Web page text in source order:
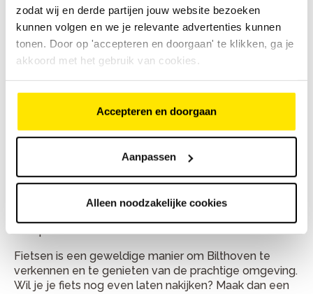
zodat wij en derde partijen jouw website bezoeken
kunnen volgen en we je relevante advertenties kunnen
tonen. Door op 'accepteren en doorgaan' te klikken, ga je
akkoord met het gebruik van cookies.
Accepteren en doorgaan
Aanpassen
Alleen noodzakelijke cookies
Bike Totaal Van Weelden
Emmaplein 4
Fietsreparatie en onderhoud
in Bilthoven
Heeft jouw fiets onderhoud nodig of is er iets kapot?
In Bilthoven kan je bij onze winkels terecht voor
onderhoud en reparatie. Neem contact op met de
Fietsen is een geweldige manier om Bilthoven te
verkennen en te genieten van de prachtige omgeving.
Wil je je fiets nog even laten nakijken? Maak dan een